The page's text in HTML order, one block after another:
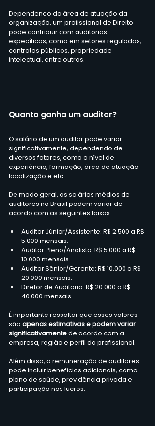
Dependendo da área de atuação da
organização, um profissional de Direito
pode contribuir com auditorias
específicas, como em setores regulados,
contratos públicos, propriedade
intelectual, entre outros.
Quanto ganha um auditor?
O salário de um auditor pode variar
significativamente, dependendo de
diversos fatores, como o nível de
experiência, formação, área de atuação,
localização e etc.
De modo geral, os salários médios de
auditores no Brasil podem variar de
acordo com as seguintes faixas:
Auditor Júnior/Assistente: R$ 2.500 a R$
5.000 mensais.
Auditor Pleno/Analista: R$ 5.000 a R$
10.000 mensais.
Auditor Sênior/Gerente: R$ 10.000 a R$
20.000 mensais.
Diretor de Auditoria: R$ 20.000 a R$
40.000 mensais.
É importante ressaltar que esses valores
são apenas estimativas e podem variar
significativamente de acordo com a
empresa, região e perfil do profissional.
Além disso, a remuneração de auditores
pode incluir benefícios adicionais, como
plano de saúde, previdência privada e
participação nos lucros.